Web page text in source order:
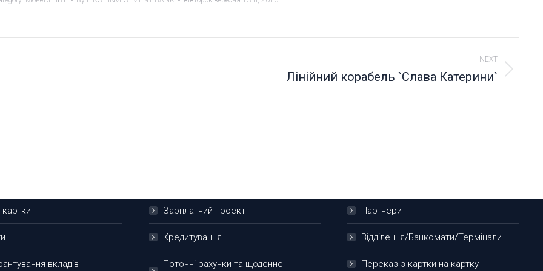
NEXT
project:
Лінійний корабель `Слава Катерини`
картки
вкладів
Зарплатний проект
Кредитування
Поточні рахунки та щоденне
Партнери
Відділення/Банкомати/Термінали
Переказ з картки на картку